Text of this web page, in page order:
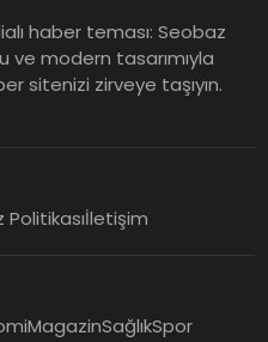
haber teması: Seobaz
ve modern tasarımıyla
sitenizi zirveye taşıyın.
Politikasıİletişim
MagazinSağlıkSpor